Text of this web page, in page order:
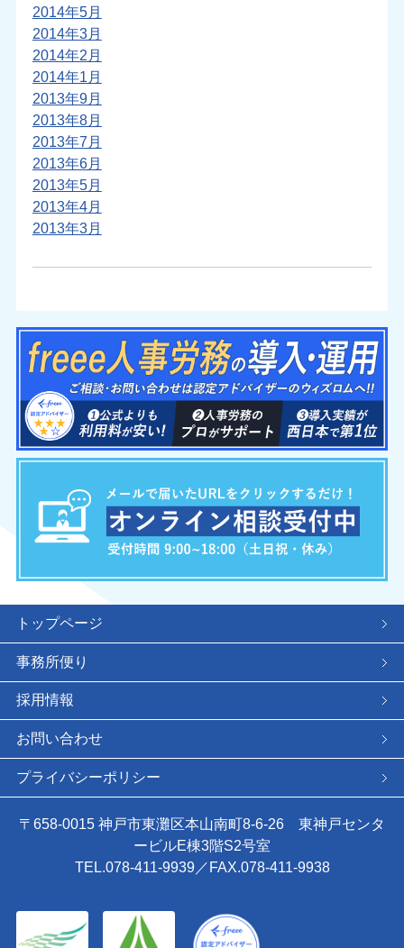
2014年5月
2014年3月
2014年2月
2014年1月
2013年9月
2013年8月
2013年7月
2013年6月
2013年5月
2013年4月
2013年3月
トップページ
事務所便り
採用情報
お問い合わせ
プライバシーポリシー
〒658-0015 神戸市東灘区本山南町8-6-26 東神戸センタ
ービルE棟3階S2号室
TEL.078-411-9939／FAX.078-411-9938